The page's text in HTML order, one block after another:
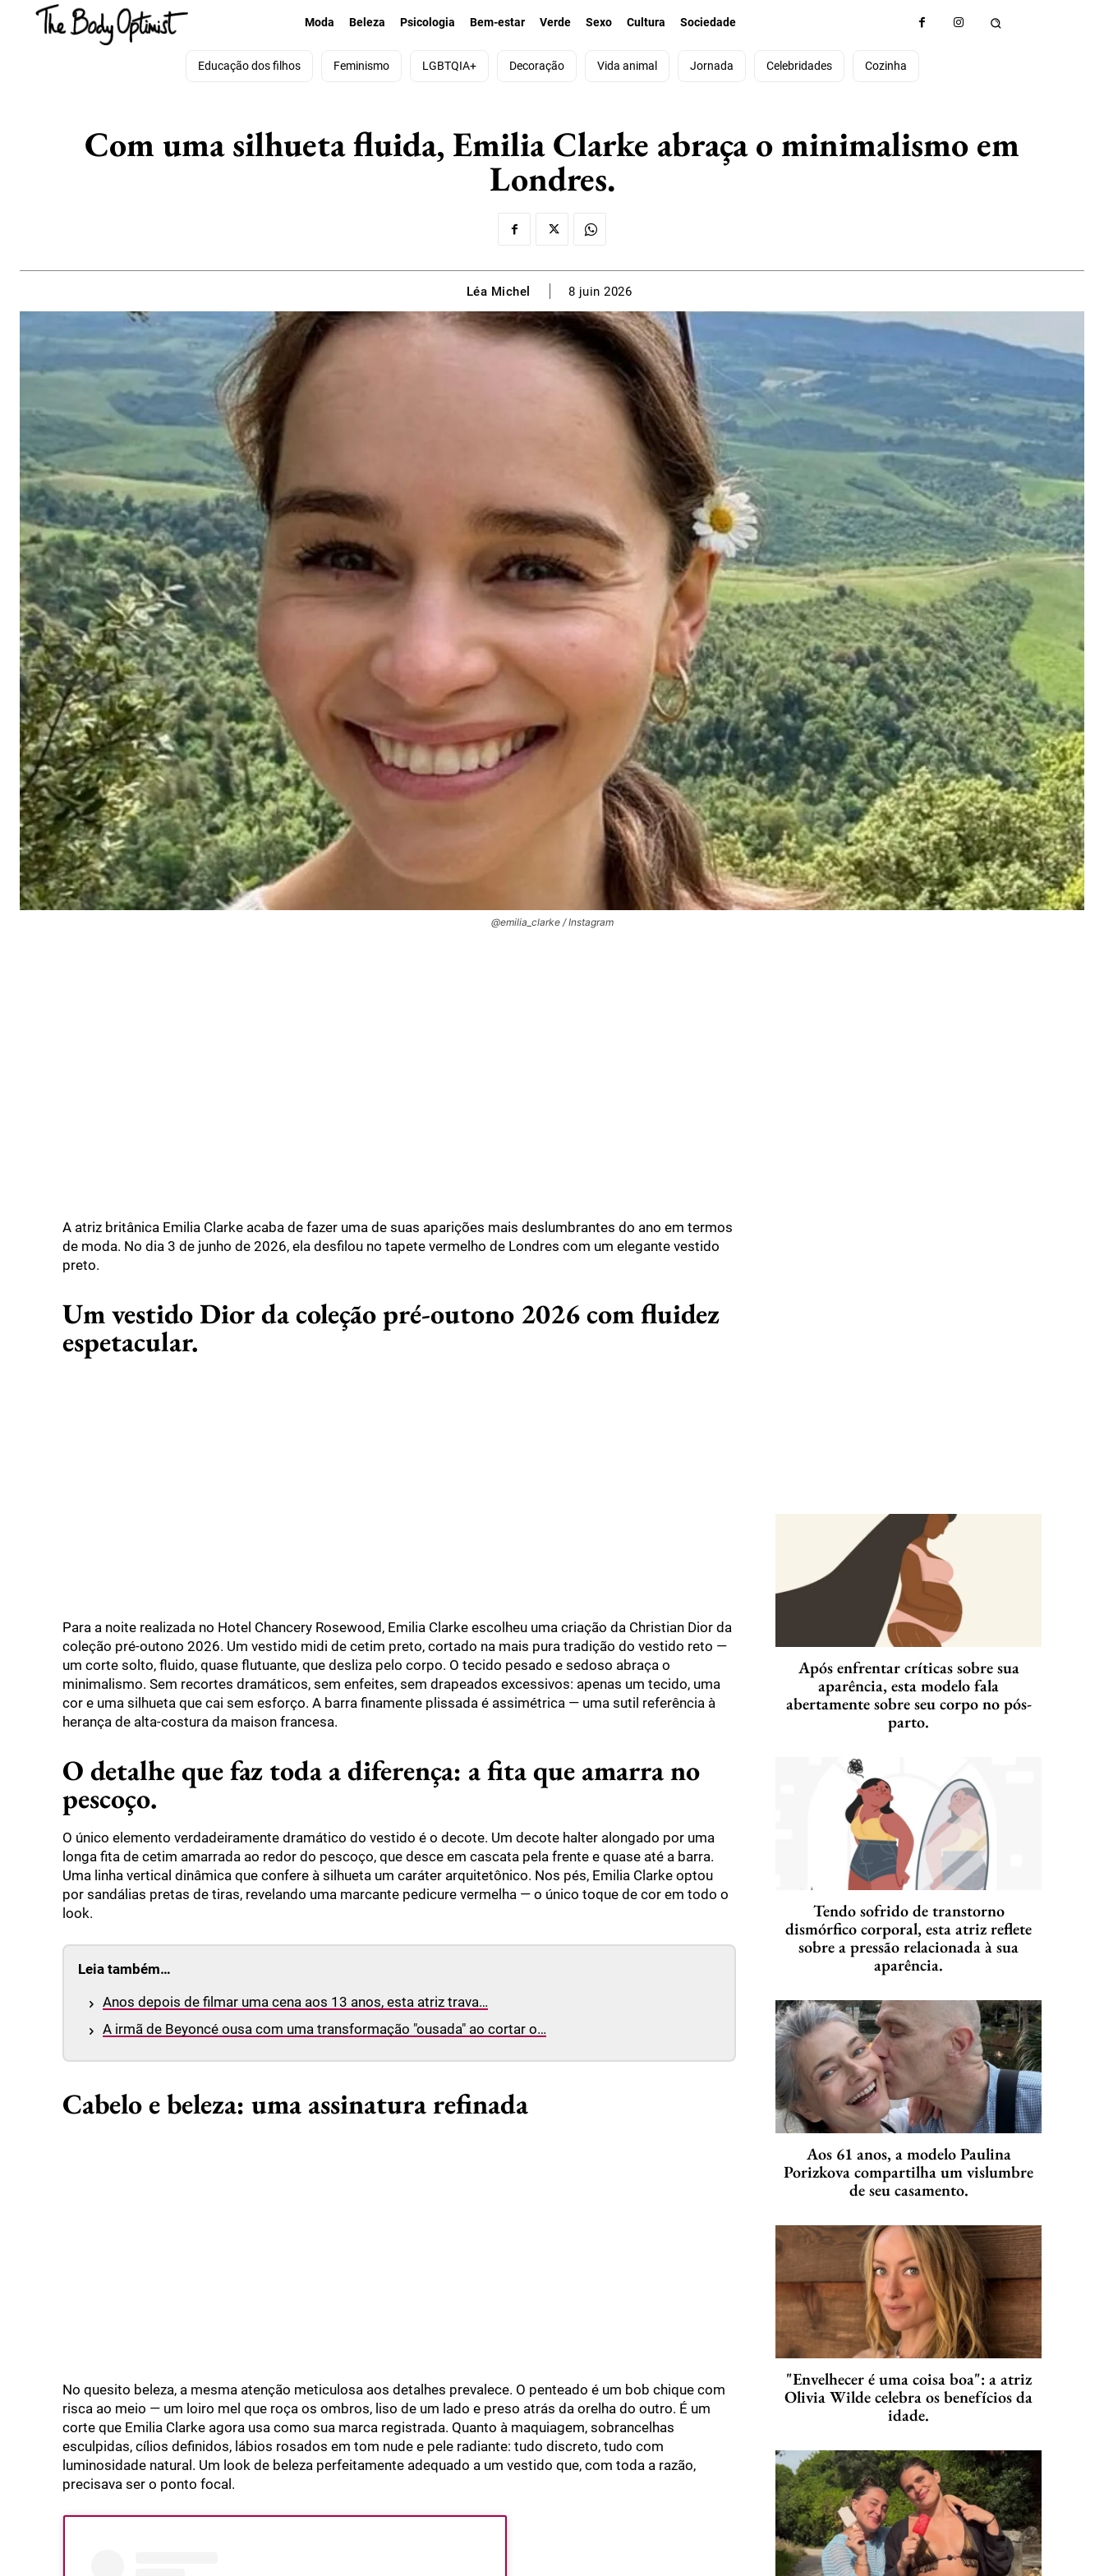
Moda Beleza Psicologia Bem-estar Verde Sexo Cultura Sociedade
Educação dos filhos Feminismo LGBTQIA+ Decoração Vida animal Jornada Celebridades Cozinha
Com uma silhueta fluida, Emilia Clarke abraça o minimalismo em
Londres.
Léa Michel 8 juin 2026
@emilia_clarke / Instagram
A atriz britânica Emilia Clarke acaba de fazer uma de suas aparições mais deslumbrantes do ano em termos
de moda. No dia 3 de junho de 2026, ela desfilou no tapete vermelho de Londres com um elegante vestido
preto.
Um vestido Dior da coleção pré-outono 2026 com fluidez
espetacular.
Para a noite realizada no Hotel Chancery Rosewood, Emilia Clarke escolheu uma criação da Christian Dior da
coleção pré-outono 2026. Um vestido midi de cetim preto, cortado na mais pura tradição do vestido reto —
um corte solto, fluido, quase flutuante, que desliza pelo corpo. O tecido pesado e sedoso abraça o
minimalismo. Sem recortes dramáticos, sem enfeites, sem drapeados excessivos: apenas um tecido, uma
cor e uma silhueta que cai sem esforço. A barra finamente plissada é assimétrica — uma sutil referência à
herança de alta-costura da maison francesa.
O detalhe que faz toda a diferença: a fita que amarra no
pescoço.
O único elemento verdadeiramente dramático do vestido é o decote. Um decote halter alongado por uma
longa fita de cetim amarrada ao redor do pescoço, que desce em cascata pela frente e quase até a barra.
Uma linha vertical dinâmica que confere à silhueta um caráter arquitetônico. Nos pés, Emilia Clarke optou
por sandálias pretas de tiras, revelando uma marcante pedicure vermelha — o único toque de cor em todo o
look.
Leia também…
Anos depois de filmar uma cena aos 13 anos, esta atriz trava…
A irmã de Beyoncé ousa com uma transformação "ousada" ao cortar o…
Cabelo e beleza: uma assinatura refinada
No quesito beleza, a mesma atenção meticulosa aos detalhes prevalece. O penteado é um bob chique com
risca ao meio — um loiro mel que roça os ombros, liso de um lado e preso atrás da orelha do outro. É um
corte que Emilia Clarke agora usa como sua marca registrada. Quanto à maquiagem, sobrancelhas
esculpidas, cílios definidos, lábios rosados em tom nude e pele radiante: tudo discreto, tudo com
luminosidade natural. Um look de beleza perfeitamente adequado a um vestido que, com toda a razão,
precisava ser o ponto focal.
Após enfrentar críticas sobre sua
aparência, esta modelo fala
abertamente sobre seu corpo no pós-
parto.
Tendo sofrido de transtorno
dismórfico corporal, esta atriz reflete
sobre a pressão relacionada à sua
aparência.
Aos 61 anos, a modelo Paulina
Porizkova compartilha um vislumbre
de seu casamento.
"Envelhecer é uma coisa boa": a atriz
Olivia Wilde celebra os benefícios da
idade.